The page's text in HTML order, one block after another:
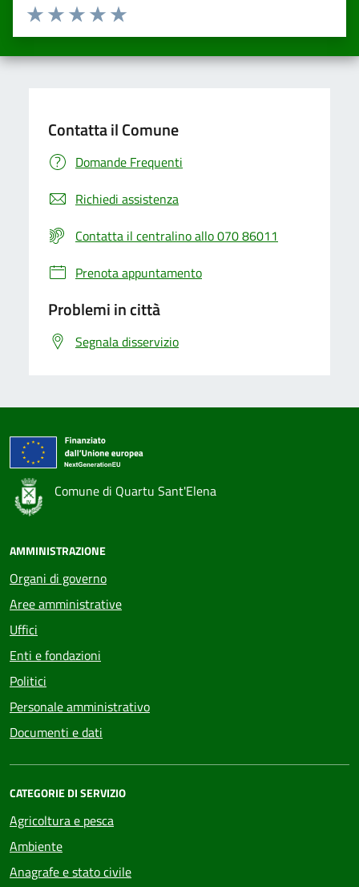
Valuta da 1 a 5 stelle la pagina
Valuta 5 stelle su 5
Valuta 4 stelle su 5
Valuta 3 stelle su 5
Valuta 2 stelle su 5
Valuta una stella su 5
Contatta il Comune
Domande Frequenti
Richiedi assistenza
Contatta il centralino allo 070 86011
Prenota appuntamento
Problemi in città
Segnala disservizio
Comune di Quartu Sant'Elena
AMMINISTRAZIONE
Organi di governo
Aree amministrative
Uffici
Enti e fondazioni
Politici
Personale amministrativo
Documenti e dati
CATEGORIE DI SERVIZIO
Agricoltura e pesca
Ambiente
Anagrafe e stato civile